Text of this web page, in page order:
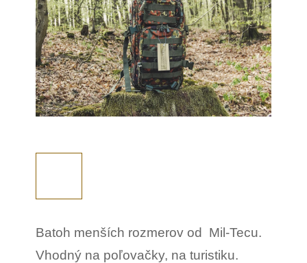
Batoh menších rozmerov od Mil-Tecu.
Vhodný na poľovačky, na turistiku.